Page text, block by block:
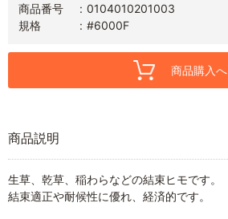
商品番号
0104010201003
規格
#6000F
商品購入へ
商品説明
生草、乾草、稲わらなどの結束ヒモです。
結束適正や耐候性に優れ、経済的です。